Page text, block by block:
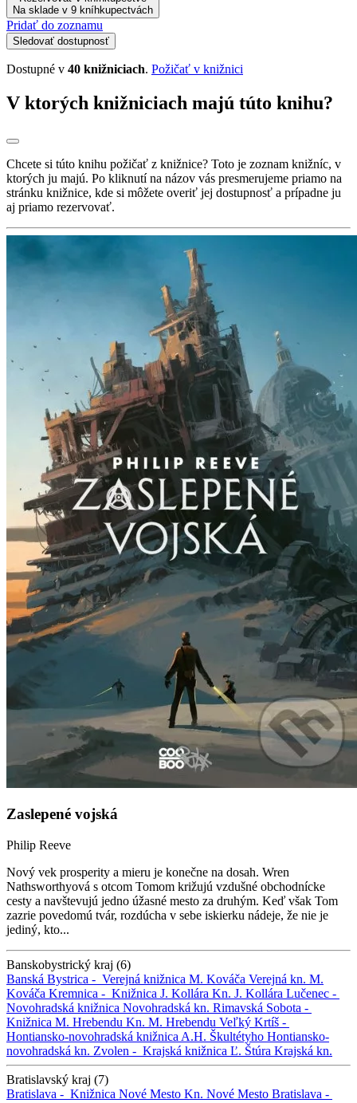
Na sklade v 9 kníhkupectvách
Pridať do zoznamu
Sledovať dostupnosť
Dostupné v 40 knižniciach. Požičať v knižnici
V ktorých knižniciach majú túto knihu?
Chcete si túto knihu požičať z knižnice? Toto je zoznam knižníc, v
ktorých ju majú. Po kliknutí na názov vás presmerujeme priamo na
stránku knižnice, kde si môžete overiť jej dostupnosť a prípadne ju
aj priamo rezervovať.
Zaslepené vojská
Philip Reeve
Nový vek prosperity a mieru je konečne na dosah. Wren
Nathsworthyová s otcom Tomom križujú vzdušné obchodnícke
cesty a navštevujú jedno úžasné mesto za druhým. Keď však Tom
zazrie povedomú tvár, rozdúcha v sebe iskierku nádeje, že nie je
jediný, kto...
Banskobystrický kraj (6)
Banská Bystrica - Verejná knižnica M. Kováča Verejná kn. M.
Kováča Kremnica - Knižnica J. Kollára Kn. J. Kollára Lučenec -
Novohradská knižnica Novohradská kn. Rimavská Sobota -
Knižnica M. Hrebendu Kn. M. Hrebendu Veľký Krtíš -
Hontiansko-novohradská knižnica A.H. Škultétyho Hontiansko-
novohradská kn. Zvolen - Krajská knižnica Ľ. Štúra Krajská kn.
Bratislavský kraj (7)
Bratislava - Knižnica Nové Mesto Kn. Nové Mesto Bratislava -